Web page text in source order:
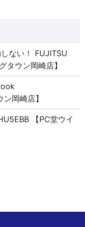
ない！ FUJITSU
タウン岡崎店】
岡崎店】
【PC堂ウイ